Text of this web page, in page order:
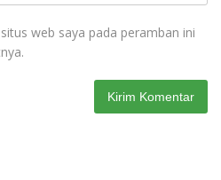
web saya pada peramban ini